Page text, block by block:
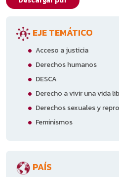
EJE TEMÁTICO
Acceso a justicia
Derechos humanos
DESCA
Derecho a vivir una vida
Derechos sexuales y
Feminismos
PAÍS